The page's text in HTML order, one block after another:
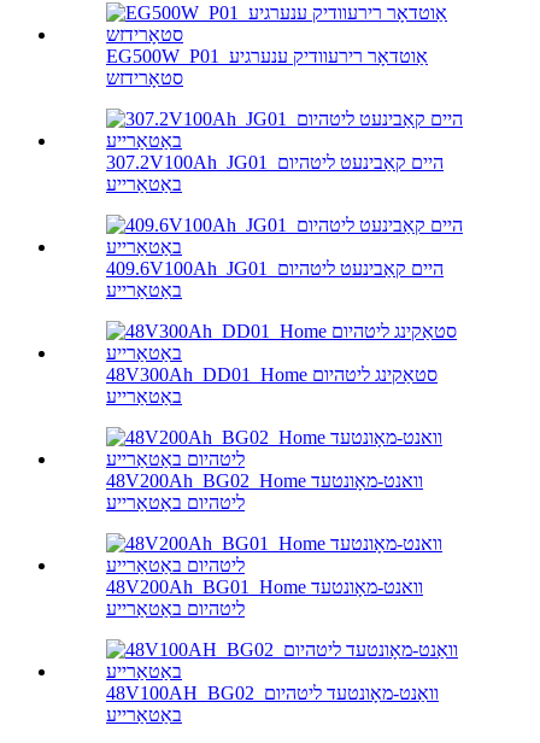
EG500W_P01_אַוטדאָר רירעוודיק ענערגיע
סטאָרידזש
307.2V100Ah_JG01_היים קאַבינעט ליטהיום
באַטאַרייע
409.6V100Ah_JG01_היים קאַבינעט ליטהיום
באַטאַרייע
48V300Ah_DD01_Home סטאַקינג ליטהיום
באַטאַרייע
48V200Ah_BG02_Home וואנט-מאָונטעד
ליטהיום באַטאַרייע
48V200Ah_BG01_Home וואנט-מאָונטעד
ליטהיום באַטאַרייע
48V100AH_BG02_וואַנט-מאָונטעד ליטהיום
באַטאַרייע